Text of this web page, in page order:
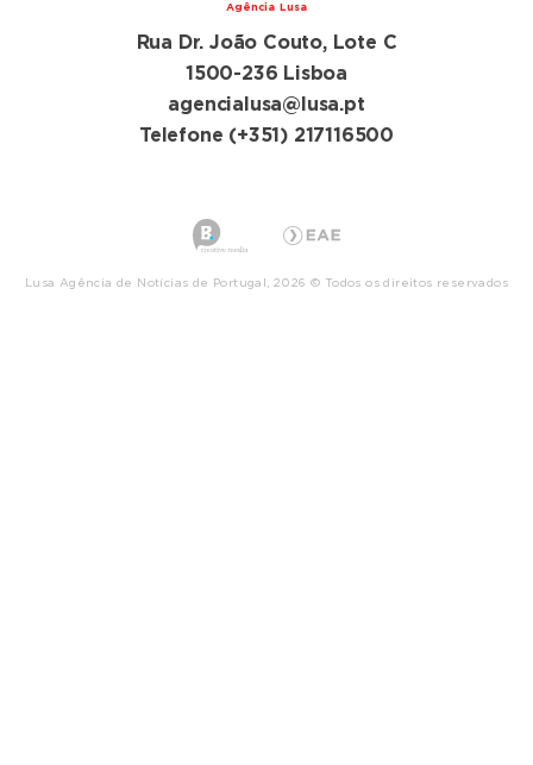
Agência Lusa
Rua Dr. João Couto, Lote C
1500-236 Lisboa
agencialusa@lusa.pt
Telefone (+351) 217116500
Lusa Agência de Notícias de Portugal, 2026 © Todos os direitos reservados